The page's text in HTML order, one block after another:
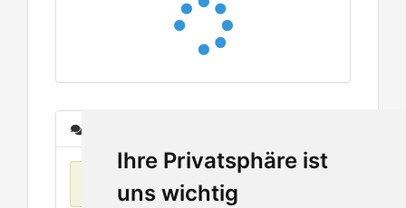
Ihre Privatsphäre ist
uns wichtig
Keine Einträge